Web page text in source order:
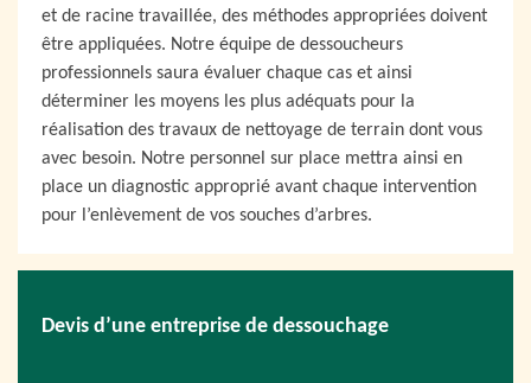
et de racine travaillée, des méthodes appropriées doivent
être appliquées. Notre équipe de dessoucheurs
professionnels saura évaluer chaque cas et ainsi
déterminer les moyens les plus adéquats pour la
réalisation des travaux de nettoyage de terrain dont vous
avec besoin. Notre personnel sur place mettra ainsi en
place un diagnostic approprié avant chaque intervention
pour l’enlèvement de vos souches d’arbres.
Devis d’une entreprise de dessouchage